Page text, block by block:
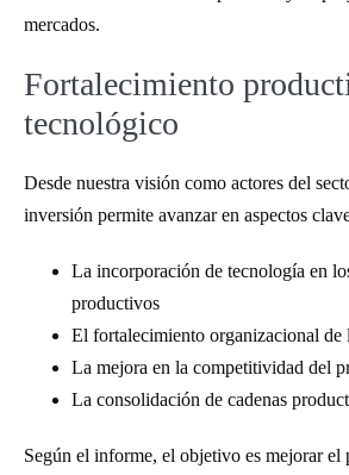
mercados.
Fortalecimiento
tecnológico
Desde nuestra visión como actores del
inversión permite avanzar en aspectos
La incorporación de tecnología en
productivos
El fortalecimiento organizacional de
La mejora en la competitividad del
La consolidación de cadenas
Según el informe, el objetivo es mejorar el